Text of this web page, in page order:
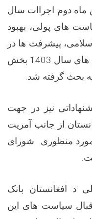
دوم اجراات سال
های پولی، بهبود
پیشرفت ها در
زمینه سیستم های تادیاتی و پلان های سال 1403 بخش
بحث گرفته شد.
نیز در جهت
از جانب آمریت
منظوری شورای
د افغانستان بانک
قبال سیاست های این